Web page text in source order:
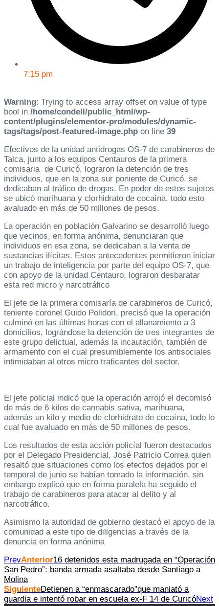
7:15 pm
Warning: Trying to access array offset on value of type
bool in /home/condell/public_html/wp-
content/plugins/elementor-pro/modules/dynamic-
tags/tags/post-featured-image.php on line 39
Efectivos de la unidad antidrogas OS-7 de carabineros de
Talca, junto a los equipos Centauros de la primera
comisaria de Curicó, lograron la detención de tres
individuos, que en la zona sur poniente de Curicó, se
dedicaban al tráfico de drogas. En poder de estos sujetos
se ubicó marihuana y clorhidrato de cocaína, todo esto
avaluado en más de 50 millones de pesos.
La operación en población Galvarino se desarrolló luego
que vecinos, en forma anónima, denunciaran que
individuos en esa zona, se dedicaban a la venta de
sustancias ilícitas. Estos antecedentes permitieron iniciar
un trabajo de inteligencia por parte del equipo OS-7, que
con apoyo de la unidad Centauro, lograron desbaratar
esta red micro y narcotráfico
El jefe de la primera comisaría de carabineros de Curicó,
teniente coronel Guido Polidori, precisó que la operación
culminó en las últimas horas con el allanamiento a 3
domicilios, lográndose la detención de tres integrantes de
este grupo delictual, además la incautación, también de
armamento con el cual presumiblemente los antisociales
intimidaban al otros micro traficantes del sector.
El jefe policial indicó que la operación arrojó el decomisó
de más de 6 kilos de cannabis sativa, marihuana,
además un kilo y medio de clorhidrato de cocaína, todo lo
cual fue avaluado en más de 50 millones de pesos.
Los resultados de esta acción policíal fueron destacados
por el Delegado Presidencial, José Patricio Correa quien
resaltó que situaciones como los efectos dejados por el
temporal de junio se habían tomado la información, sin
embargo explicó que en forma paralela ha seguido el
trabajo de carabineros para atacar al delito y al
narcotráfico.
Asimismo la autoridad de gobierno destacó el apoyo de la
comunidad a este tipo de diligencias a través de la
denuncia en forma anónima
PrevAnterior16 detenidos esta madrugada en “Operación
San Pedro”: banda armada asaltaba desde Santiago a
Molina
SiguienteDetienen a “enmascarado”que maniató a
guardia e intentó robar en escuela ex-F 14 de CuricóNext